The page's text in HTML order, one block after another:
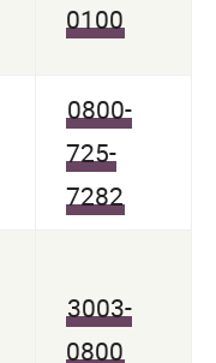
0100
0800-
725-
7282
3003-
0800